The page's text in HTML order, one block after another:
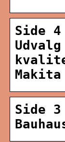
Side
Makita
Side